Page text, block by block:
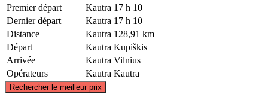
Premier départ
Kautra 17 h 10
Dernier départ
Kautra 17 h 10
Distance
Kautra 128,91 km
Départ
Kautra Kupiškis
Arrivée
Kautra Vilnius
Opérateurs
Kautra Kautra
Rechercher le meilleur prix
©